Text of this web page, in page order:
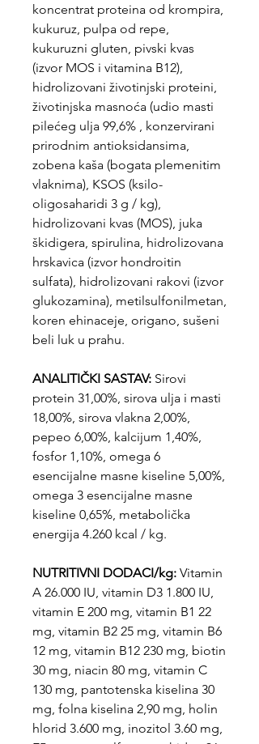
koncentrat proteina od krompira,
kukuruz, pulpa od repe,
kukuruzni gluten, pivski kvas
(izvor MOS i vitamina B12),
hidrolizovani životinjski proteini,
životinjska masnoća (udio masti
pilećeg ulja 99,6% , konzervirani
prirodnim antioksidansima,
zobena kaša (bogata plemenitim
vlaknima), KSOS (ksilo-
oligosaharidi 3 g / kg),
hidrolizovani kvas (MOS), juka
škidigera, spirulina, hidrolizovana
hrskavica (izvor hondroitin
sulfata), hidrolizovani rakovi (izvor
glukozamina), metilsulfonilmetan,
koren ehinaceje, origano, sušeni
beli luk u prahu.
ANALITIČKI SASTAV: Sirovi
protein 31,00%, sirova ulja i masti
18,00%, sirova vlakna 2,00%,
pepeo 6,00%, kalcijum 1,40%,
fosfor 1,10%, omega 6
esencijalne masne kiseline 5,00%,
omega 3 esencijalne masne
kiseline 0,65%, metabolička
energija 4.260 kcal / kg.
NUTRITIVNI DODACI/kg: Vitamin
A 26.000 IU, vitamin D3 1.800 IU,
vitamin E 200 mg, vitamin B1 22
mg, vitamin B2 25 mg, vitamin B6
12 mg, vitamin B12 230 mg, biotin
30 mg, niacin 80 mg, vitamin C
130 mg, pantotenska kiselina 30
mg, folna kiselina 2,90 mg, holin
hlorid 3.600 mg, inozitol 3.60 mg,